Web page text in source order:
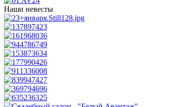
Наши невесты